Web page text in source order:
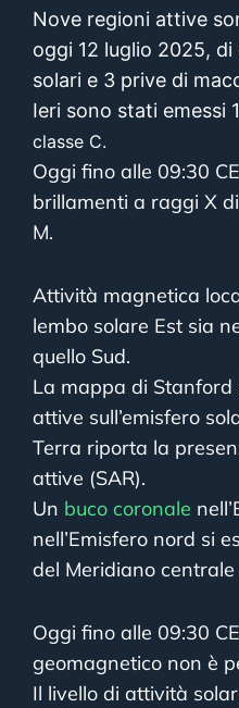
Nove regioni attive
oggi 12 luglio 2025,
solari e 3 prive di
Ieri sono stati emessi
classe C.
Oggi fino alle 09:30
brillamenti a raggi X
M.
Attività magnetica
lembo solare Est sia
quello Sud.
La mappa di Stanford
attive sull’emisfero
Terra riporta la
attive (SAR).
Un buco coronale
nell’Emisfero nord si
del Meridiano centrale
Oggi fino alle 09:30
geomagnetico non è
Il livello di attività